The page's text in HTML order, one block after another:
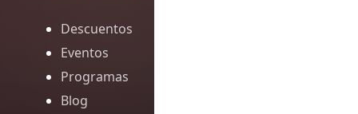
Descuentos
Eventos
Programas
Blog